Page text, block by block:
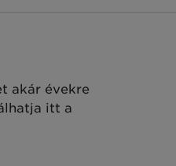
akár évekre
itt a